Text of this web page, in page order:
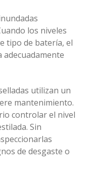
los niveles
tipo de batería, el
utilizan un
mantenimiento.
controlar el nivel
Sin
de desgaste o